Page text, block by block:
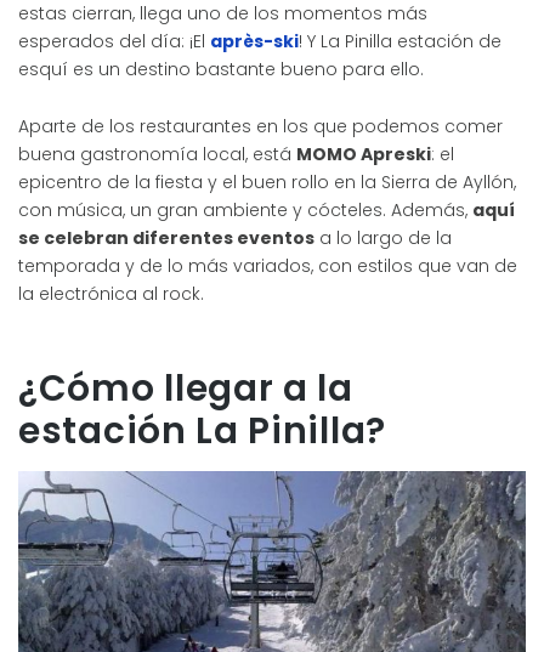
estas cierran, llega uno de los momentos más
esperados del día: ¡El après-ski! Y La Pinilla estación de
esquí es un destino bastante bueno para ello.
Aparte de los restaurantes en los que podemos comer
buena gastronomía local, está MOMO Apreski: el
epicentro de la fiesta y el buen rollo en la Sierra de Ayllón,
con música, un gran ambiente y cócteles. Además, aquí
se celebran diferentes eventos a lo largo de la
temporada y de lo más variados, con estilos que van de
la electrónica al rock.
¿Cómo llegar a la
estación La Pinilla?